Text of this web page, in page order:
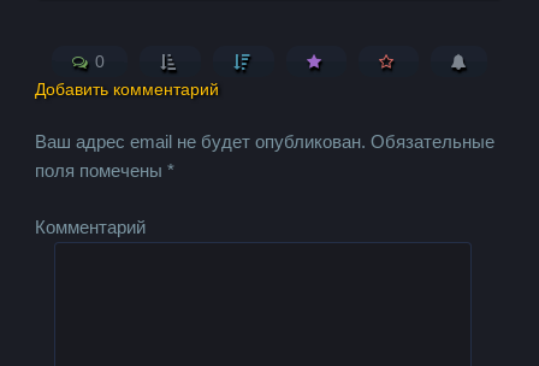
0
Добавить комментарий
Ваш адрес email не будет опубликован. Обязательные
поля помечены*
Комментарий